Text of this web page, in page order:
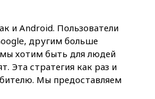
вчера, 20:15 Сенат США
одобрил ужесточение
санкций против России и
Ирана
вчера, 20:00СК возбудил дело
против журналистки Катерины
и Android. Пользователи
другим больше
хотим быть для людей
Эта стратегия как раз и
Мы предоставляем